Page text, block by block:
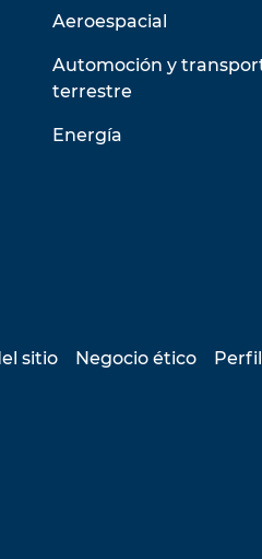
Aeroespacial
Automoción y
terrestre
Energía
sitio Negocio ético